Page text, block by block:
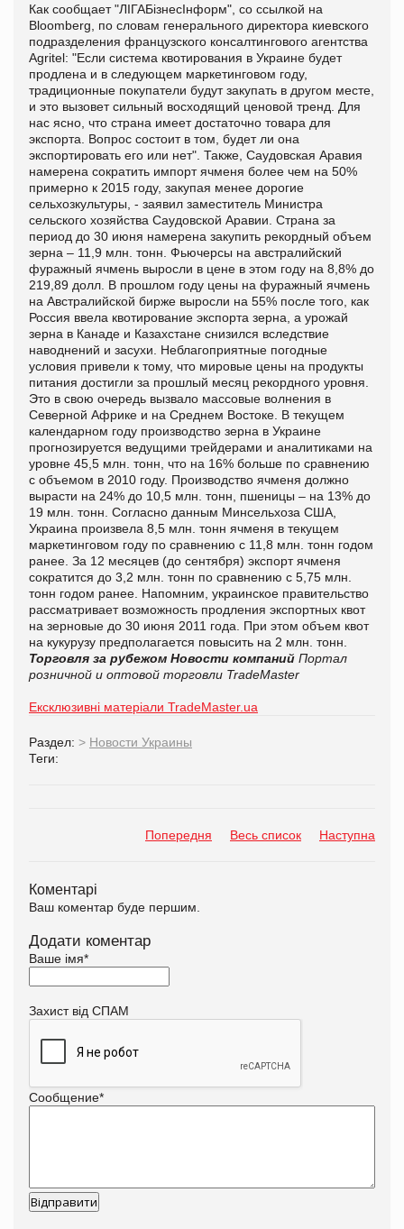
Как сообщает "ЛIГАБiзнесIнформ", со ссылкой на
Bloomberg, по словам генерального директора киевского
подразделения французского консалтингового агентства
Agritel: "Если система квотирования в Украине будет
продлена и в следующем маркетинговом году,
традиционные покупатели будут закупать в другом месте,
и это вызовет сильный восходящий ценовой тренд. Для
нас ясно, что страна имеет достаточно товара для
экспорта. Вопрос состоит в том, будет ли она
экспортировать его или нет". Также, Саудовская Аравия
намерена сократить импорт ячменя более чем на 50%
примерно к 2015 году, закупая менее дорогие
сельхозкультуры, - заявил заместитель Министра
сельского хозяйства Саудовской Аравии. Страна за
период до 30 июня намерена закупить рекордный объем
зерна – 11,9 млн. тонн. Фьючерсы на австралийский
фуражный ячмень выросли в цене в этом году на 8,8% до
219,89 долл. В прошлом году цены на фуражный ячмень
на Австралийской бирже выросли на 55% после того, как
Россия ввела квотирование экспорта зерна, а урожай
зерна в Канаде и Казахстане снизился вследствие
наводнений и засухи. Неблагоприятные погодные
условия привели к тому, что мировые цены на продукты
питания достигли за прошлый месяц рекордного уровня.
Это в свою очередь вызвало массовые волнения в
Северной Африке и на Среднем Востоке. В текущем
календарном году производство зерна в Украине
прогнозируется ведущими трейдерами и аналитиками на
уровне 45,5 млн. тонн, что на 16% больше по сравнению
с объемом в 2010 году. Производство ячменя должно
вырасти на 24% до 10,5 млн. тонн, пшеницы – на 13% до
19 млн. тонн. Согласно данным Минсельхоза США,
Украина произвела 8,5 млн. тонн ячменя в текущем
маркетинговом году по сравнению с 11,8 млн. тонн годом
ранее. За 12 месяцев (до сентября) экспорт ячменя
сократится до 3,2 млн. тонн по сравнению с 5,75 млн.
тонн годом ранее. Напомним, украинское правительство
рассматривает возможность продления экспортных квот
на зерновые до 30 июня 2011 года. При этом объем квот
на кукурузу предполагается повысить на 2 млн. тонн.
Торговля за рубежом Новости компаний Портал
розничной и оптовой торговли TradeMaster
Ексклюзивні матеріали TradeMaster.ua
Раздел: > Новости Украины
Теги:
Попередня Весь список Наступна
Коментарі
Ваш коментар буде першим.
Додати коментар
Ваше імя*
Захист від СПАМ
Сообщение*